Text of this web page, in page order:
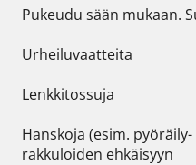
Pukeudu sään mukaan.
Urheiluvaatteita
Lenkkitossuja
Hanskoja (esim.
rakkuloiden ehkäisyyn